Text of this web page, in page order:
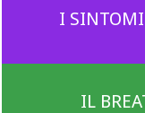
I SINTOMI
IL